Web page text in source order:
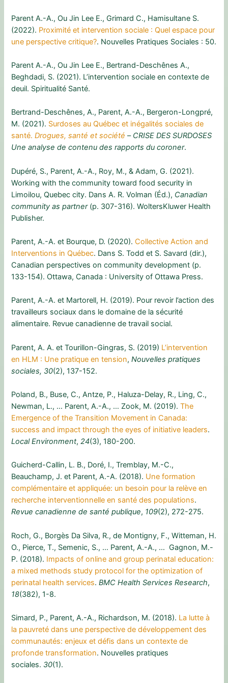
Parent A.-A., Ou Jin Lee E., Grimard C., Hamisultane S.
(2022). Proximité et intervention sociale : Quel espace pour
une perspective critique?. Nouvelles Pratiques Sociales : 50.
Parent A.-A., Ou Jin Lee E., Bertrand-Deschênes A.,
Beghdadi, S. (2021). L’intervention sociale en contexte de
deuil. Spiritualité Santé.
Bertrand-Deschênes, A., Parent, A.-A., Bergeron-Longpré,
M. (2021). Surdoses au Québec et inégalités sociales de
santé.Drogues, santé et société – CRISE DES SURDOSES
Une analyse de contenu des rapports du coroner.
Dupéré, S., Parent, A.-A., Roy, M., & Adam, G. (2021).
Working with the community toward food security in
Limoilou, Quebec city. Dans A. R. Volman (Éd.), Canadian
community as partner(p. 307-316). WoltersKluwer Health
Publisher.
Parent, A.-A. et Bourque, D. (2020). Collective Action and
Interventions in Québec. Dans S. Todd et S. Savard (dir.),
Canadian perspectives on community development (p.
133-154). Ottawa, Canada : University of Ottawa Press.
Parent, A.-A. et Martorell, H. (2019). Pour revoir l’action des
travailleurs sociaux dans le domaine de la sécurité
alimentaire. Revue canadienne de travail social.
Parent, A. A. et Tourillon-Gingras, S. (2019) L’intervention
en HLM : Une pratique en tension,Nouvelles pratiques
sociales, 30(2), 137-152.
Poland, B., Buse, C., Antze, P., Haluza-Delay, R., Ling, C.,
Newman, L., … Parent, A.-A., … Zook, M. (2019).The
Emergence of the Transition Movement in Canada:
success and impact through the eyes of initiative leaders.
Local Environment,24(3), 180-200.
Guicherd-Callin, L. B., Doré, I., Tremblay, M.-C.,
Beauchamp, J. et Parent, A.-A. (2018). Une formation
complémentaire et appliquée: un besoin pour la relève en
recherche interventionnelle en santé des populations.
Revue canadienne de santé publique, 109(2), 272-275.
Roch, G., Borgès Da Silva, R., de Montigny, F., Witteman, H.
O., Pierce, T., Semenic, S., … Parent, A.-A., … Gagnon, M.-
P. (2018). Impacts of online and group perinatal education:
a mixed methods study protocol for the optimization of
perinatal health services.BMC Health Services Research,
18(382), 1-8.
Simard, P., Parent, A.-A., Richardson, M. (2018). La lutte à
la pauvreté dans une perspective de développement des
communautés: enjeux et défis dans un contexte de
profonde transformation. Nouvelles pratiques
sociales. 30(1).